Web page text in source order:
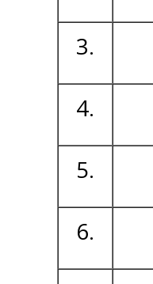
3.
4.
5.
6.